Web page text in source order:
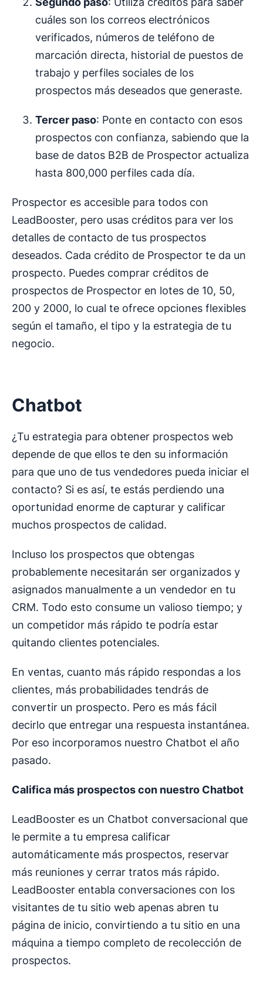
cuáles son los correos electrónicos
verificados, números de teléfono de
marcación directa, historial de puestos de
trabajo y perfiles sociales de los
prospectos más deseados que generaste.
Tercer paso: Ponte en contacto con esos
prospectos con confianza, sabiendo que la
base de datos B2B de Prospector actualiza
hasta 800,000 perfiles cada día.
Prospector es accesible para todos con
LeadBooster, pero usas créditos para ver los
detalles de contacto de tus prospectos
deseados. Cada crédito de Prospector te da un
prospecto. Puedes comprar créditos de
prospectos de Prospector en lotes de 10, 50,
200 y 2000, lo cual te ofrece opciones flexibles
según el tamaño, el tipo y la estrategia de tu
negocio.
Chatbot
¿Tu estrategia para obtener prospectos web
depende de que ellos te den su información
para que uno de tus vendedores pueda iniciar el
contacto? Si es así, te estás perdiendo una
oportunidad enorme de capturar y calificar
muchos prospectos de calidad.
Incluso los prospectos que obtengas
probablemente necesitarán ser organizados y
asignados manualmente a un vendedor en tu
CRM. Todo esto consume un valioso tiempo; y
un competidor más rápido te podría estar
quitando clientes potenciales.
En ventas, cuanto más rápido respondas a los
clientes, más probabilidades tendrás de
convertir un prospecto. Pero es más fácil
decirlo que entregar una respuesta instantánea.
Por eso incorporamos nuestro Chatbot el año
pasado.
Califica más prospectos con nuestro Chatbot
LeadBooster es un Chatbot conversacional que
le permite a tu empresa calificar
automáticamente más prospectos, reservar
más reuniones y cerrar tratos más rápido.
LeadBooster entabla conversaciones con los
visitantes de tu sitio web apenas abren tu
página de inicio, convirtiendo a tu sitio en una
máquina a tiempo completo de recolección de
prospectos.